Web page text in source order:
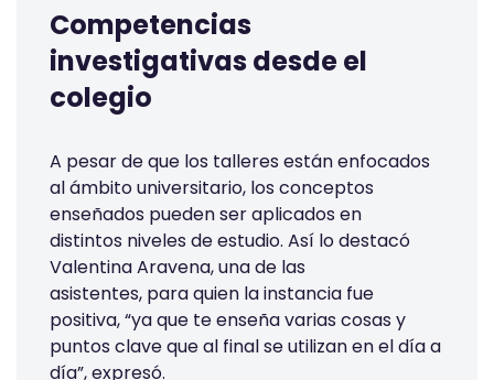
Competencias
investigativas desde el
colegio
A pesar de que los talleres están enfocados
al ámbito universitario, los conceptos
enseñados pueden ser aplicados en
distintos niveles de estudio. Así lo destacó
Valentina Aravena, una de las
asistentes, para quien la instancia fue
positiva, “ya que te enseña varias cosas y
puntos clave que al final se utilizan en el día a
día”, expresó.